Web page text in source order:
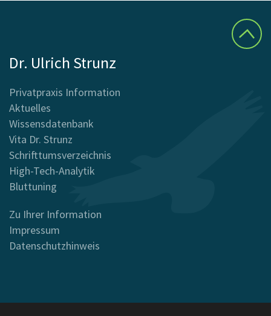
Dr. Ulrich Strunz
Privatpraxis Information
Aktuelles
Wissensdatenbank
Vita Dr. Strunz
Schrifttumsverzeichnis
High-Tech-Analytik
Bluttuning
Zu Ihrer Information
Impressum
Datenschutzhinweis